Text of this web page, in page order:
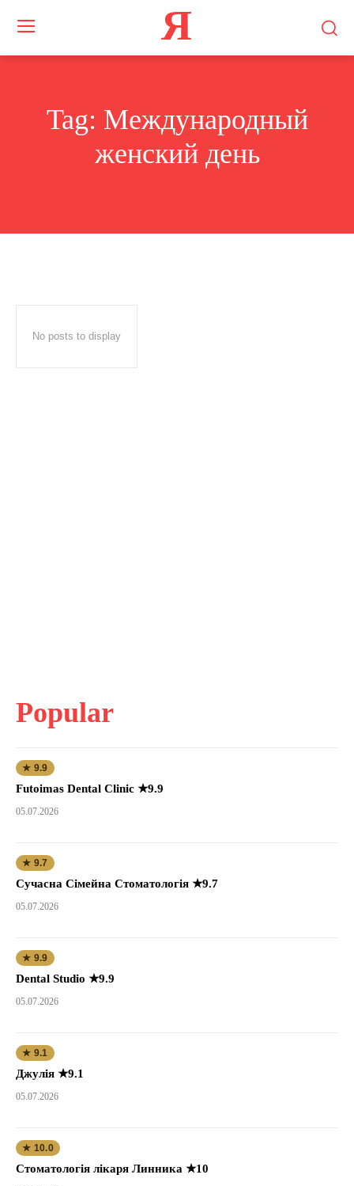
Я
Tag: Международный
женский день
No posts to display
Popular
★ 9.9
Futoimas Dental Clinic ★9.9
05.07.2026
★ 9.7
Сучасна Сімейна Стоматологія ★9.7
05.07.2026
★ 9.9
Dental Studio ★9.9
05.07.2026
★ 9.1
Джулія ★9.1
05.07.2026
★ 10.0
Стоматологія лікаря Линника ★10